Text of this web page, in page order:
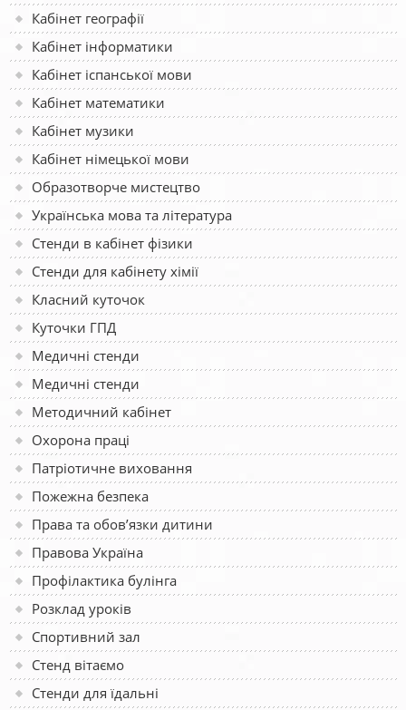
Кабінет географії
Кабінет інформатики
Кабінет іспанської мови
Кабінет математики
Кабінет музики
Кабінет німецької мови
Образотворче мистецтво
Українська мова та література
Стенди в кабінет фізики
Стенди для кабінету хімії
Класний куточок
Куточки ГПД
Медичні стенди
Медичні стенди
Методичний кабінет
Охорона праці
Патріотичне виховання
Пожежна безпека
Права та обов’язки дитини
Правова Україна
Профілактика булінга
Розклад уроків
Спортивний зал
Стенд вітаємо
Стенди для їдальні